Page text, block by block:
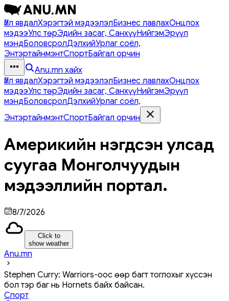
Үйл явдалХэрэгтэй мэдээлэлБизнес лавлахОнцлох
мэдээУлс төрЭдийн засаг, СанхүүНийгэмЭрүүл
мэндБоловсролДэлхийУрлаг соёл,
ЭнтэртайнмэнтСпортБайгал орчин
Anu.mn хайх
Үйл явдалХэрэгтэй мэдээлэлБизнес лавлахОнцлох
мэдээУлс төрЭдийн засаг, СанхүүНийгэмЭрүүл
мэндБоловсролДэлхийУрлаг соёл,
ЭнтэртайнмэнтСпортБайгал орчин
Америкийн нэгдсэн улсад
суугаа Монголчуудын
мэдээллийн портал.
8/7/2026
Click to
show weather
Anu.mn
Stephen Curry: Warriors-оос өөр багт тоглохыг хүссэн
бол тэр баг нь Hornets байх байсан.
Спорт